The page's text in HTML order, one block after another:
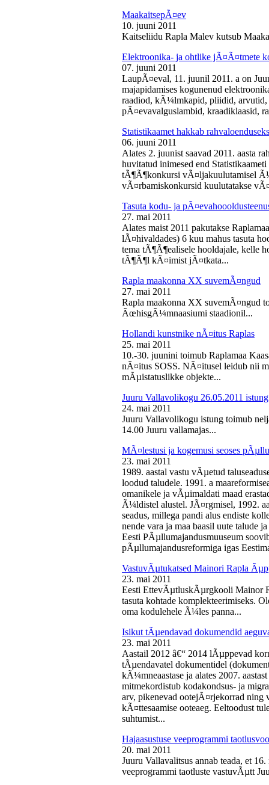
MaakaitsepÃ¤ev
10. juuni 2011
Kaitseliidu Rapla Malev kutsub
Elektroonika- ja ohtlike jÃ¤Ã¤tmete
07. juuni 2011
LaupÃ¤eval, 11. juunil 2011. a on
majapidamises kogunenud
raadiod, kÃ¼lmkapid, pliidid,
pÃ¤evavalguslambid, kraadiklaasid,
Statistikaamet hakkab
06. juuni 2011
Alates 2. juunist saavad 2011. aasta
huvitatud inimesed end
tÃ¶Ã¶konkursi vÃ¤ljakuulutamisel
vÃ¤rbamiskonkursid kuulutatakse
Tasuta kodu- ja
27. mai 2011
Alates maist 2011 pakutakse
lÃ¤hivaldades) 6 kuu mahus tasuta
tema tÃ¶Ã¶ealisele hooldajale, kelle
tÃ¶Ã¶l kÃ¤imist jÃ¤tkata...
Rapla maakonna XX suvemÃ¤ngud
27. mai 2011
Rapla maakonna XX suvemÃ¤ngud
ÃœhisgÃ¼mnaasiumi staadionil...
Hollandi kunstnike nÃ¤itus Raplas
25. mai 2011
10.-30. juunini toimub Raplamaa
nÃ¤itus SOSS. NÃ¤itusel leidub nii
mÃµistatuslikke objekte...
Juuru Vallavolikogu 26.05.2011 istung
24. mai 2011
Juuru Vallavolikogu istung toimub
14.00 Juuru vallamajas...
MÃ¤lestusi ja kogemusi seoses
23. mai 2011
1989. aastal vastu vÃµetud
loodud taludele. 1991. a
omanikele ja vÃµimaldati maad
Ã¼ldistel alustel. JÃ¤rgmisel, 1992.
seadus, millega pandi alus endiste
nende vara ja maa baasil uute talude
Eesti PÃµllumajandusmuuseum
pÃµllumajandusreformiga igas
VastuvÃµtukatsed Mainori Rapla
23. mai 2011
Eesti EttevÃµtluskÃµrgkooli Mainor
tasuta kohtade komplekteerimiseks.
oma kodulehele Ã¼les panna...
Isikut tÃµendavad dokumendid
23. mai 2011
Aastail 2012 â€“ 2014 lÃµppevad
tÃµendavatel dokumentidel
kÃ¼mneaastase ja alates 2007.
mitmekordistub kodakondsus- ja
arv, pikenevad ootejÃ¤rjekorrad ning
kÃ¤ttesaamise ooteaeg. Eeltoodust
suhtumist...
Hajaasustuse veeprogrammi
20. mai 2011
Juuru Vallavalitsus annab teada, et
veeprogrammi taotluste vastuvÃµtt